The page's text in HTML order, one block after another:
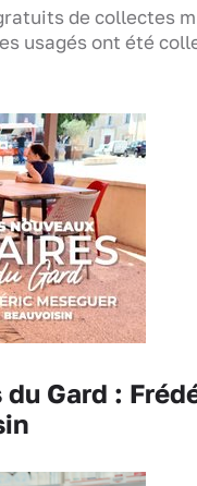
de collectes
usagés ont été
Gard :